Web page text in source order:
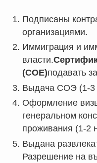
Подписаны
организациями.
Иммиграция и
власти.
(COE)подавать
Выдача СОЭ (1-3
Оформление
генеральном
проживания (1-2
Выдана
Разрешение на